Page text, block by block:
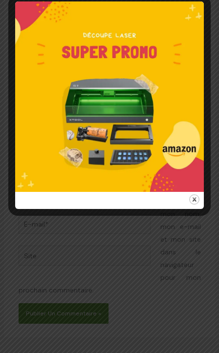
Laisser un commentaire
Votre adresse e-mail ne sera pas publiée.
obligatoires sont indiqués avec*
Nom*
E-
Site
Enregistrer
mon nom,
mon e-mail
et mon site
dans le
navigateur
pour mon
prochain commentaire.